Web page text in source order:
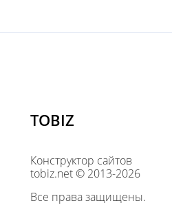
TOBIZ
Конструктор сайтов
tobiz.net © 2013-2026
Все права защищены.